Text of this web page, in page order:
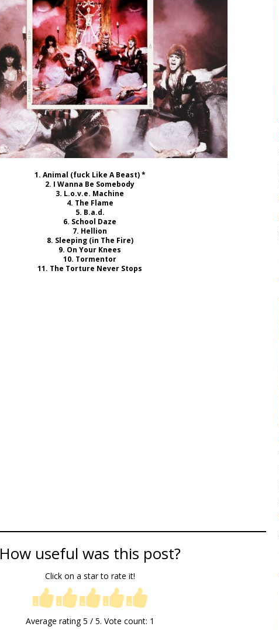
1. Animal (fuck Like A Beast) *
2. I Wanna Be Somebody
3. L.o.v.e. Machine
4. The Flame
5. B.a.d.
6. School Daze
7. Hellion
8. Sleeping (in The Fire)
9. On Your Knees
10. Tormentor
11. The Torture Never Stops
How useful was this post?
Click on a star to rate it!
Average rating5 / 5. Vote count: 1